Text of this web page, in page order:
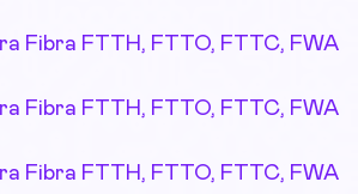
Fibra FTTH, FTTO, FTTC, FWA
Fibra FTTH, FTTO, FTTC, FWA
Fibra FTTH, FTTO, FTTC, FWA